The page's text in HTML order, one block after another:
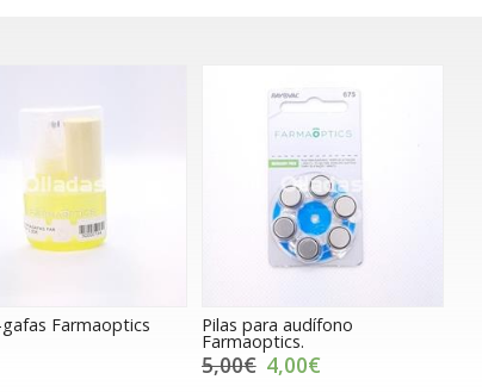
Farmaoptics Pilas para audífono
Farmaoptics.
5,00€ 4,00€